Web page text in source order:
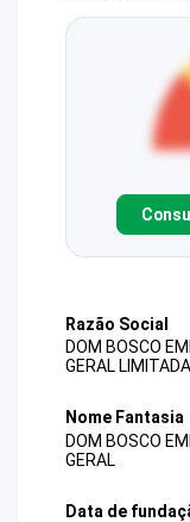
Razão Social
DOM BOSCO
GERAL LIMITADA
Nome Fantasia
DOM BOSCO
GERAL
Data de